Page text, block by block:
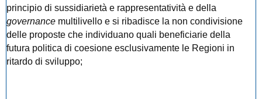
principio di sussidiarietà e rappresentatività e della
governance multilivello e si ribadisce la non condivisione
delle proposte che individuano quali beneficiarie della
futura politica di coesione esclusivamente le Regioni in
ritardo di sviluppo;